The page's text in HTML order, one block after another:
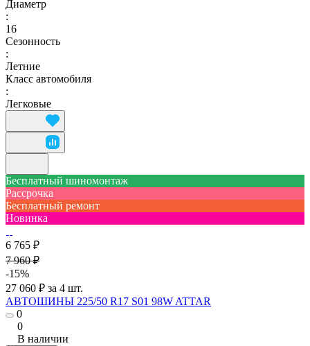
Диаметр
:
16
Сезонность
:
Летние
Класс автомобиля
:
Легковые
Бесплатный шиномонтаж
Рассрочка
Бесплатный ремонт
Новинка
6 765 ₽
7 960 ₽
-15%
27 060 ₽ за 4 шт.
АВТОШИНЫ 225/50 R17 S01 98W ATTAR
0
0
В наличии